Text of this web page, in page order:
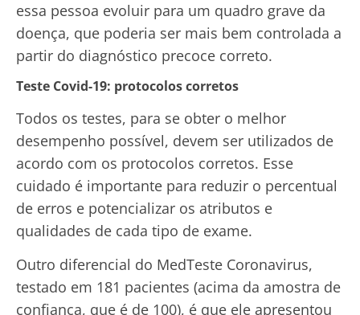
essa pessoa evoluir para um quadro grave da
doença, que poderia ser mais bem controlada a
partir do diagnóstico precoce correto.
Teste Covid-19: protocolos corretos
Todos os testes, para se obter o melhor
desempenho possível, devem ser utilizados de
acordo com os protocolos corretos. Esse
cuidado é importante para reduzir o percentual
de erros e potencializar os atributos e
qualidades de cada tipo de exame.
Outro diferencial do MedTeste Coronavirus,
testado em 181 pacientes (acima da amostra de
confiança, que é de 100), é que ele apresentou